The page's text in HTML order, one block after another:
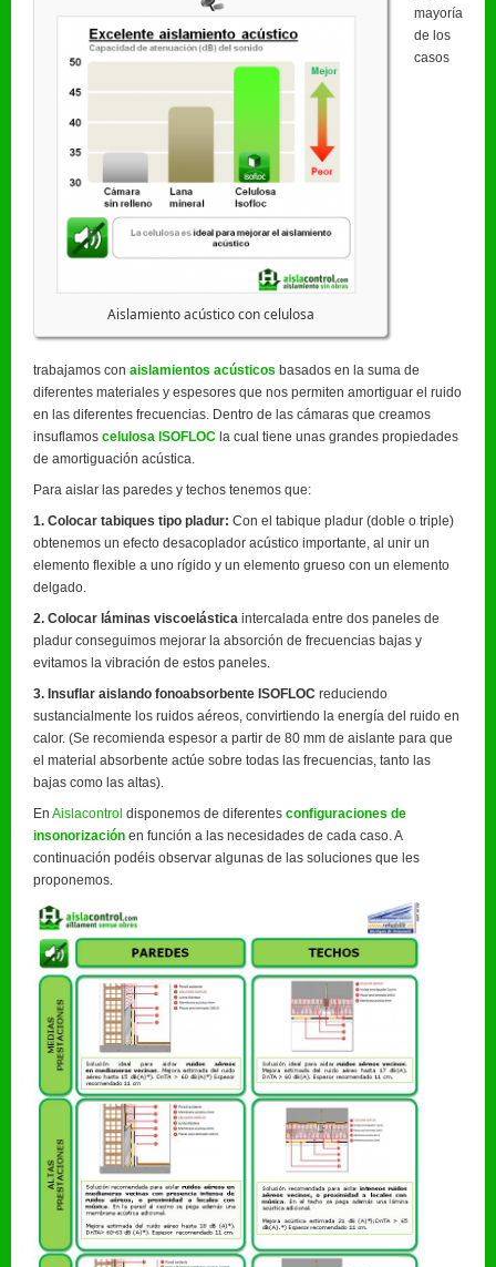
Aislamiento acústico con celulosa
mayoría
de los
casos
trabajamos con aislamientos acústicos basados en la suma de
diferentes materiales y espesores que nos permiten amortiguar el ruido
en las diferentes frecuencias. Dentro de las cámaras que creamos
insuflamos celulosa ISOFLOC la cual tiene unas grandes propiedades
de amortiguación acústica.
Para aislar las paredes y techos tenemos que:
1. Colocar tabiques tipo pladur: Con el tabique pladur (doble o triple)
obtenemos un efecto desacoplador acústico importante, al unir un
elemento flexible a uno rígido y un elemento grueso con un elemento
delgado.
2. Colocar láminas viscoelástica intercalada entre dos paneles de
pladur conseguimos mejorar la absorción de frecuencias bajas y
evitamos la vibración de estos paneles.
3. Insuflar aislando fonoabsorbente ISOFLOC reduciendo
sustancialmente los ruidos aéreos, convirtiendo la energía del ruido en
calor. (Se recomienda espesor a partir de 80 mm de aislante para que
el material absorbente actúe sobre todas las frecuencias, tanto las
bajas como las altas).
En Aislacontrol disponemos de diferentes configuraciones de
insonorización en función a las necesidades de cada caso. A
continuación podéis observar algunas de las soluciones que les
proponemos.